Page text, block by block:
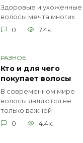
Здоровые и ухоженные
волосы мечта многих.
0
7.4к.
РАЗНОЕ
Кто и для чего
покупает волосы
В современном мире
волосы являются не
только важной
0
4.4к.